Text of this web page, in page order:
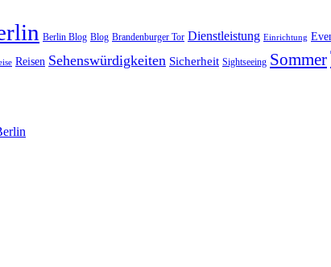
Berlin Blog Blog Brandenburger Tor Dienstleistung Einrichtung
Reisen Sehenswürdigkeiten Sicherheit Sightseeing Sommer